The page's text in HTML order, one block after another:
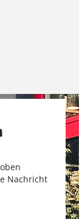
Nachricht